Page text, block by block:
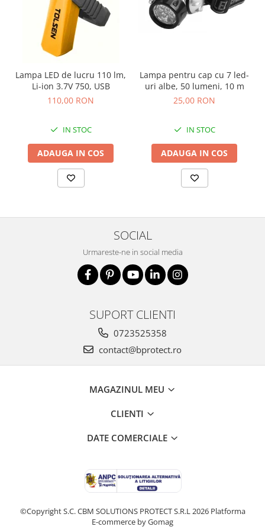
Protecţie ignifugă
Accesorii rezistente la flacără
Hanorace
Salopete cu pieptar
Tricouri
îmbrăcăminte pentru damă
Rezistent la flacăra
îmbrăcăminte asistente/doctori
îmbrăcăminte de lucru
înaltă vizibilitate hi-vis
Lampa LED de lucru 110 lm,
Li-ion 3.7V 750, USB
110,00 RON
IN STOC
ADAUGA IN COS
Lampa pentru cap cu 7 led-
uri albe, 50 lumeni, 10 m
25,00 RON
IN STOC
ADAUGA IN COS
SOCIAL
Urmareste-ne in social media
SUPORT CLIENTI
0723525358
contact@bprotect.ro
MAGAZINUL MEU
CLIENTI
DATE COMERCIALE
©Copyright S.C. CBM SOLUTIONS PROTECT S.R.L 2026 Platforma
E-commerce by Gomag